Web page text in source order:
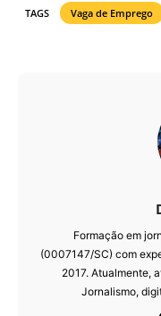
TAGS Vaga de Emprego
Formação em
(0007147/SC) com
2017. Atualmente,
Jornalismo,